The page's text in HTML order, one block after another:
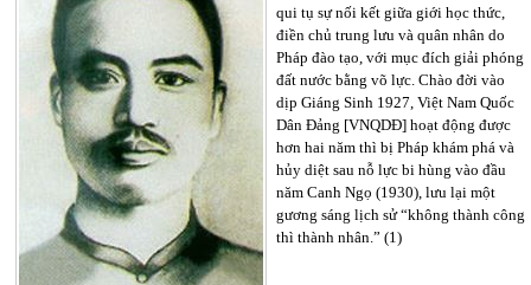
qui tụ sự nối kết giữa giới học thức,
điền chủ trung lưu và quân nhân do
Pháp đào tạo, với mục đích giải phóng
đất nước bằng võ lực. Chào đời vào
dịp Giáng Sinh 1927, Việt Nam Quốc
Dân Đảng [VNQDĐ] hoạt động được
hơn hai năm thì bị Pháp khám phá và
hủy diệt sau nỗ lực bi hùng vào đầu
năm Canh Ngọ (1930), lưu lại một
gương sáng lịch sử “không thành công
thì thành nhân.” (1)